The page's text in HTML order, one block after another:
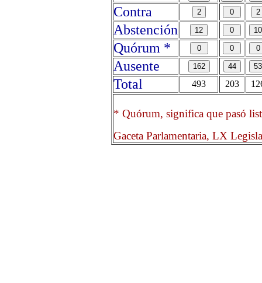
Contra
Abstención
Quórum *
Ausente
Total
493 203
* Quórum, significa que pasó
Gaceta Parlamentaria, LX